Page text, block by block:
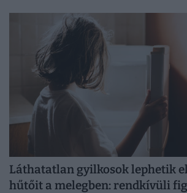
Láthatatlan gyilkosok lephetik
hűtőit a melegben: rendkívüli